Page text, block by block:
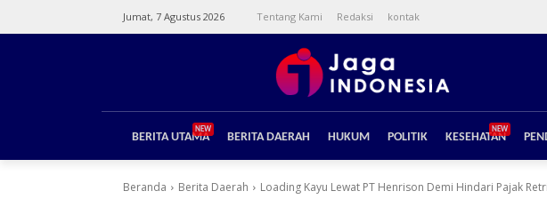
Jumat, 7 Agustus 2026 Tentang Kami Redaksi kontak
BERITA UTAMA
NEW
BERITA DAERAH HUKUM POLITIK KESEHATAN
NEW
Beranda Berita Daerah Loading Kayu Lewat PT Henrison Demi Hindari Pajak